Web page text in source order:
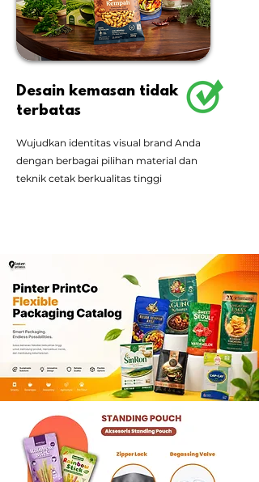
Desain kemasan tidak
terbatas
Wujudkan identitas visual brand Anda
dengan berbagai pilihan material dan
teknik cetak berkualitas tinggi